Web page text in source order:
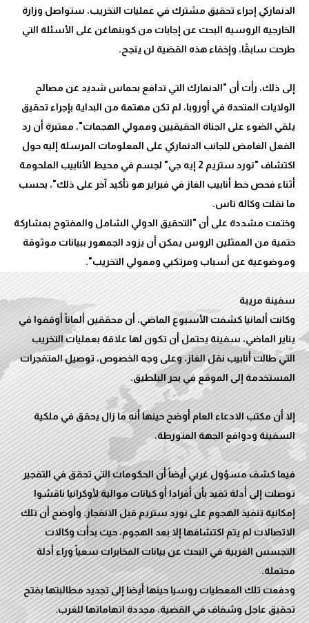
الدنماركي إجراء تحقيق مشترك في عمليات التخريب، ستواصل وزارة
الخارجية الروسية البحث عن إجابات من كوبنهاغن على الأسئلة التي
إلى ذلك، رأت أن "الدنمارك التي تدافع بحماس شديد عن مصالح
الولايات المتحدة في أوروبا، لم تكن مهتمة من البداية بإجراء تحقيق
يلقي الضوء على الجناة الحقيقيين وممولي الهجمات"، معتبرة أن رد
الفعل الغامض للجانب الدنماركي على المعلومات المرسلة إليه حول
اكتشاف "نورد ستريم 2 إيه جي" لجسم في محيط الأنابيب الملحومة
أثناء فحص خط أنابيب الغاز في فبراير هو تأكيد آخر على ذلك"، بحسب
وختمت مشددة على أن "التحقيق الدولي الشامل والمفتوح بمشاركة
حتمية من الممثلين الروس يمكن أن يزود الجمهور ببيانات موثوقة
وكانت ألمانيا كشفت الأسبوع الماضي، أن محققين ألماناً أوقفوا في
يناير الماضي، سفينة يحتمل أن تكون لها علاقة بعمليات التخريب
التي طالت أنابيب نقل الغاز، وعلى وجه الخصوص، توصيل المتفجرات
إلا أن مكتب الادعاء العام أوضح حينها أنه ما زال يحقق في ملكية
فيما كشف مسؤول غربي أيضاً أن الحكومات التي تحقق في التفجير
توصلت إلى أدلة تفيد بأن أفرادا أو كيانات موالية لأوكرانيا ناقشوا
إمكانية تنفيذ الهجوم على نورد ستريم قبل الانفجار. وأوضح أن تلك
الاتصالات لم يتم اكتشافها إلا بعد الهجوم، حيث بدأت وكالات
التجسس الغربية في البحث عن بيانات المخابرات سعياً وراء أدلة
ودفعت تلك المعطيات روسيا حينها أيضا إلى تجديد مطالبتها بفتح